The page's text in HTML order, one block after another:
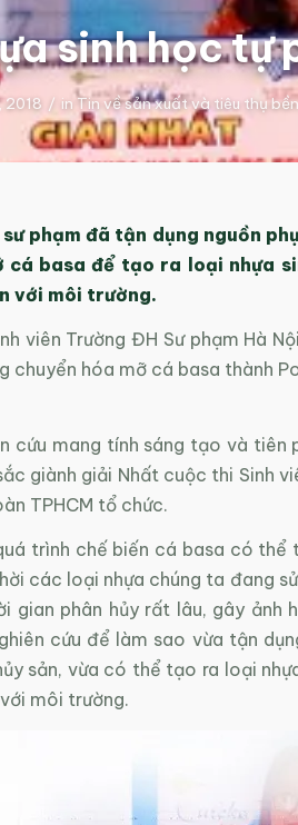
sinh học tự
2018 / in Tin về sản xuất và tiêu thụ
phạm đã tận dụng nguồn
cá basa để tạo ra loại nhựa
với môi trường.
viên Trường ĐH Sư phạm Hà
chuyển hóa mỡ cá basa thành
cứu mang tính sáng tạo và
giành giải Nhất cuộc thi Sinh
TPHCM tổ chức.
trình chế biến cá basa có
các loại nhựa chúng ta đang
gian phân hủy rất lâu, gây ảnh
cứu để làm sao vừa tận
sản, vừa có thể tạo ra loại
môi trường.